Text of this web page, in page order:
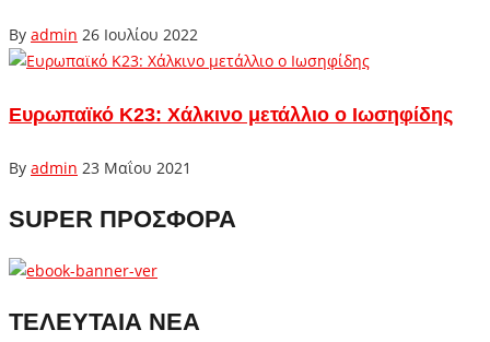
By admin 26 Ιουλίου 2022
Ευρωπαϊκό Κ23: Χάλκινο μετάλλιο ο Ιωσηφίδης
By admin 23 Μαΐου 2021
SUPER ΠΡΟΣΦΟΡΑ
ΤΕΛΕΥΤΑΙΑ ΝΕΑ